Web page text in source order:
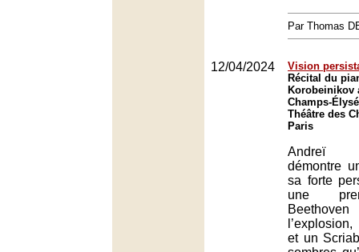
Par Thomas
12/04/2024
Vision
Récital du
Korobeinikov
Champs-
Théâtre des
Paris
Andreï
démontre
sa forte
une
et un